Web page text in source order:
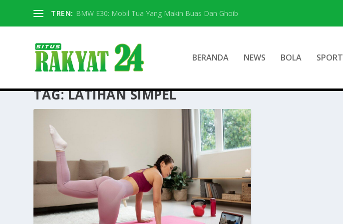
TREN: BMW E30: Mobil Tua Yang Makin Buas Dan Ghoib
BERANDA NEWS BOLA SPORT
TAG:LATIHAN SIMPEL